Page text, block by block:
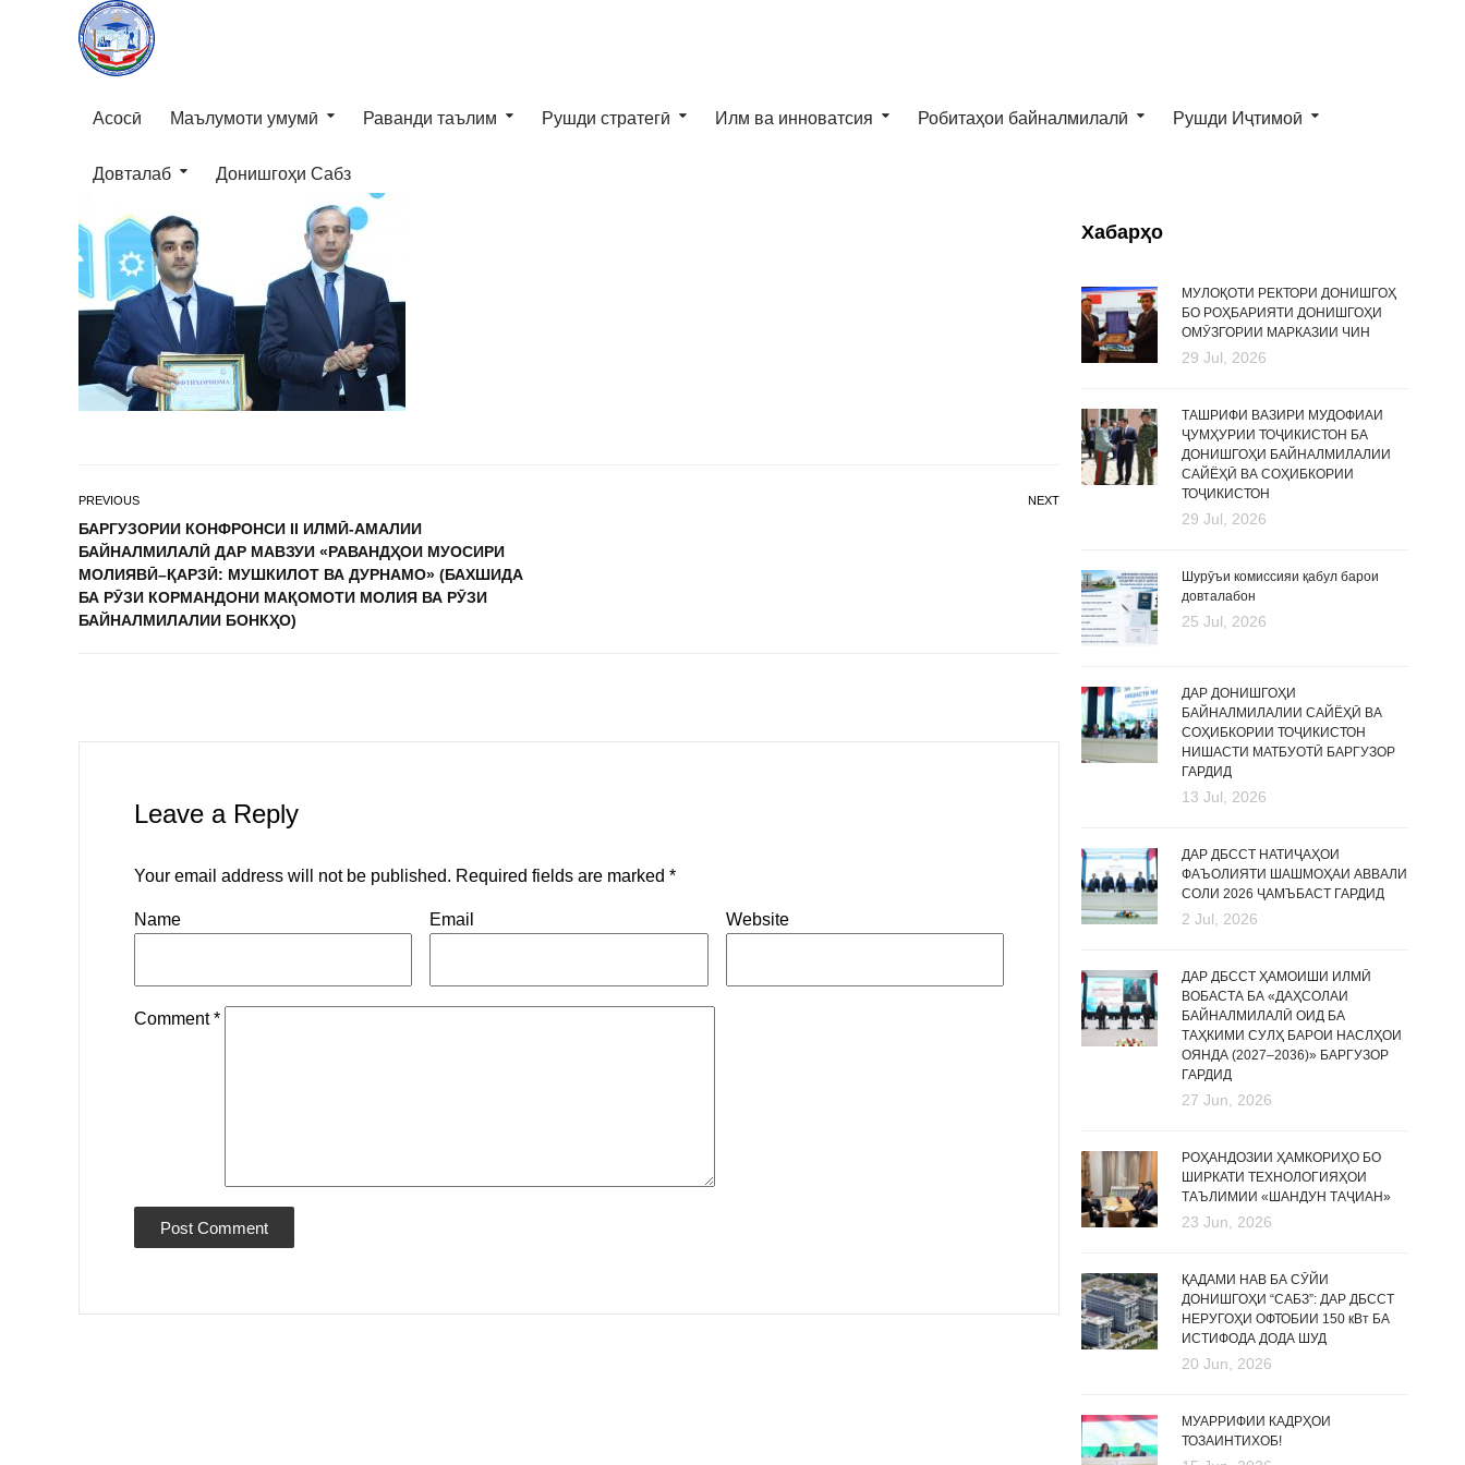
Асосӣ Маълумоти умумӣ Раванди таълим Рушди стратегӣ Илм ва инноватсия Робитаҳои байналмилалӣ Рушди Иҷтимоӣ
Довталаб Донишгоҳи Сабз
PREVIOUS
БАРГУЗОРИИ КОНФРОНСИ II ИЛМӢ-АМАЛИИ
БАЙНАЛМИЛАЛӢ ДАР МАВЗУИ «РАВАНДҲОИ МУОСИРИ
МОЛИЯВӢ–ҚАРЗӢ: МУШКИЛОТ ВА ДУРНАМО» (БАХШИДА
БА РӮЗИ КОРМАНДОНИ МАҚОМОТИ МОЛИЯ ВА РӮЗИ
БАЙНАЛМИЛАЛИИ БОНКҲО)
NEXT
Leave a Reply
Your email address will not be published. Required fields are marked *
Name Email Website
Comment*
Хабарҳо
МУЛОҚОТИ РЕКТОРИ ДОНИШГОҲ
БО РОҲБАРИЯТИ ДОНИШГОҲИ
ОМӮЗГОРИИ МАРКАЗИИ ЧИН
29 Jul, 2026
ТАШРИФИ ВАЗИРИ МУДОФИАИ
ҶУМҲУРИИ ТОҶИКИСТОН БА
ДОНИШГОҲИ БАЙНАЛМИЛАЛИИ
САЙЁҲӢ ВА СОҲИБКОРИИ
ТОҶИКИСТОН
29 Jul, 2026
Шурӯъи комиссияи қабул барои
довталабон
25 Jul, 2026
ДАР ДОНИШГОҲИ
БАЙНАЛМИЛАЛИИ САЙЁҲӢ ВА
СОҲИБКОРИИ ТОҶИКИСТОН
НИШАСТИ МАТБУОТӢ БАРГУЗОР
ГАРДИД
13 Jul, 2026
ДАР ДБССТ НАТИҶАҲОИ
ФАЪОЛИЯТИ ШАШМОҲАИ АВВАЛИ
СОЛИ 2026 ҶАМЪБАСТ ГАРДИД
2 Jul, 2026
ДАР ДБССТ ҲАМОИШИ ИЛМӢ
ВОБАСТА БА «ДАҲСОЛАИ
БАЙНАЛМИЛАЛӢ ОИД БА
ТАҲКИМИ СУЛҲ БАРОИ НАСЛҲОИ
ОЯНДА (2027–2036)» БАРГУЗОР
ГАРДИД
27 Jun, 2026
РОҲАНДОЗИИ ҲАМКОРИҲО БО
ШИРКАТИ ТЕХНОЛОГИЯҲОИ
ТАЪЛИМИИ «ШАНДУН ТАҶИАН»
23 Jun, 2026
ҚАДАМИ НАВ БА СӮЙИ
ДОНИШГОҲИ “САБЗ”: ДАР ДБССТ
НЕРУГОҲИ ОФТОБИИ 150 кВт БА
ИСТИФОДА ДОДА ШУД
20 Jun, 2026
МУАРРИФИИ КАДРҲОИ
ТОЗАИНТИХОБ!